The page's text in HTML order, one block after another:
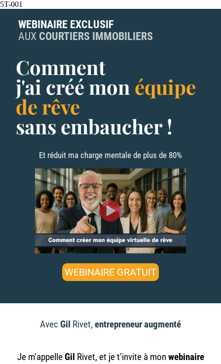
5T-001
WEBINAIRE EXCLUSIF
AUX COURTIERS IMMOBILIERS
Comment
j'ai créé mon équipe
de rêve
sans embaucher !
Et réduit ma charge mentale de plus de 80%
WEBINAIRE GRATUIT
Avec Gil Rivet, entrepreneur augmenté
Je m’appelleGil Rivet, et je t’invite à mon webinaire